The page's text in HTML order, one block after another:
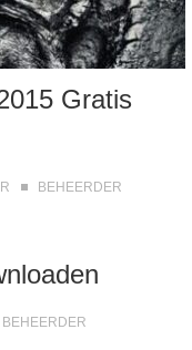
Gratis
BEHEERDER
BEHEERDER